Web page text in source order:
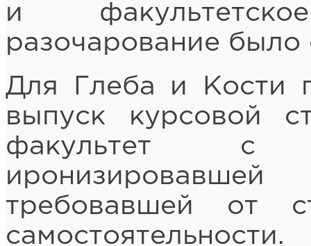
и
разочарование
Для Глеба и Кости
выпуск курсовой
факультет с
требовавшей от
самостоятельности.